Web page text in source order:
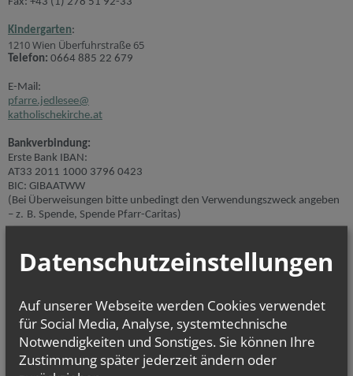
Kindergarten:
1210 Wien Überfuhrstraße 65
Telefon: 0664 885 22 679
E-Mail:
pfarre.jedlesee@
katholischekirche.at
Bankverbindung:
Erste Bank IBAN:
AT33 2011 1000 3796 0423
BIC: GIBAATWW
(Bei Überweisungen bitte unbedingt den Verwendungszweck angeben
– z. B. Spende, Spende Pfarr-Caritas)
Montag, Dienstag, Freitag: 9:00–12:00 Uhr
Donnerstag: 15:00–18:30 Uhr
Homepage
Secondary phone
NEWSLETTER
Geben Sie bitte Ihre E-Mail Adresse ein
Datenschutzeinstellungen
Auf unserer Webseite werden Cookies verwendet
für Social Media, Analyse, systemtechnische
Notwendigkeiten und Sonstiges. Sie können Ihre
Zustimmung später jederzeit ändern oder